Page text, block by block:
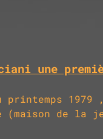
une
printemps 1979
(maison de la